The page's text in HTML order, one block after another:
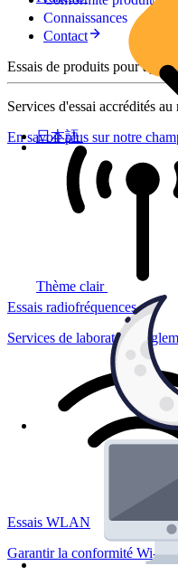
Thème clair
日本語
Connaissances
Contact
Essais de produits pour
Services d'essai accrédités
En savoir plus sur notre
Essais radiofréquences
Services de laboratoire
Essais WLAN
Garantir la conformité Wi-Fi